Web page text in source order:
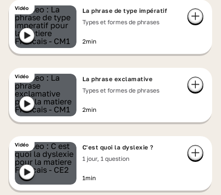
Vidéo
La phrase de type impératif
Types et formes de phrases
2min
Vidéo
La phrase exclamative
Types et formes de phrases
2min
Vidéo
C'est quoi la dyslexie ?
1 jour, 1 question
1min